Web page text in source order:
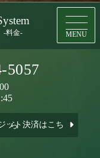
-料金- MENU
5057
クレジット決済はこちら